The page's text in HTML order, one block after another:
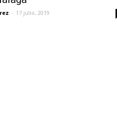
- 17 julio, 2019